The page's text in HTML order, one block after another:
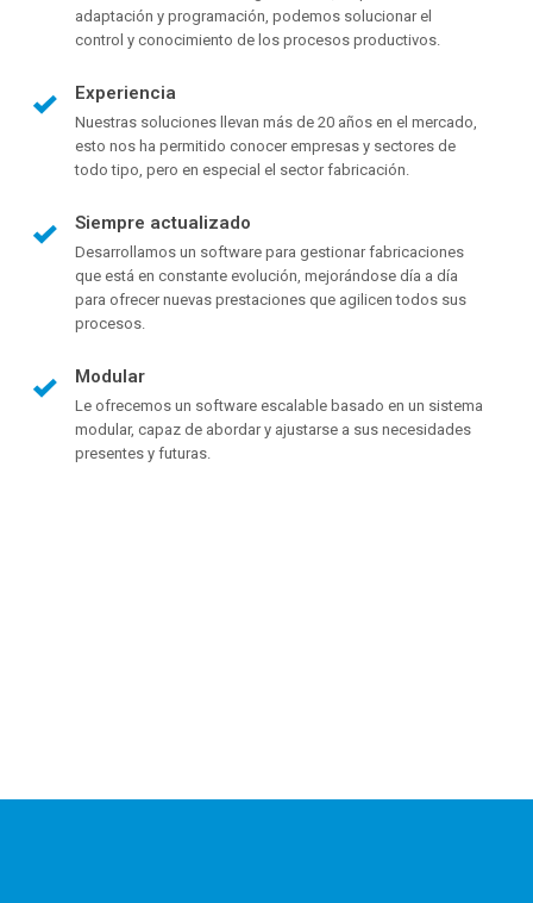
adaptación y programación, podemos solucionar el
control y conocimiento de los procesos productivos.
Experiencia
Nuestras soluciones llevan más de 20 años en el mercado,
esto nos ha permitido conocer empresas y sectores de
todo tipo, pero en especial el sector fabricación.
Siempre actualizado
Desarrollamos un software para gestionar fabricaciones
que está en constante evolución, mejorándose día a día
para ofrecer nuevas prestaciones que agilicen todos sus
procesos.
Modular
Le ofrecemos un software escalable basado en un sistema
modular, capaz de abordar y ajustarse a sus necesidades
presentes y futuras.